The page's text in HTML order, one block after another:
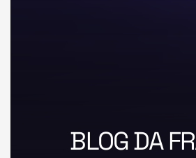
BLOG DA